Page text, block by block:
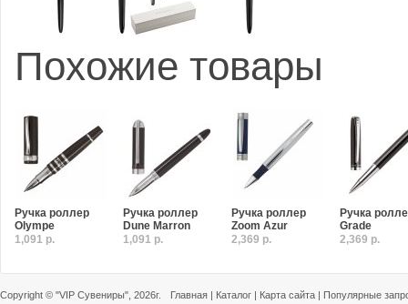
Похожие товары
Ручка роллер
Olympe
1,091 р.
Ручка роллер
Dune Marron
1,091 р.
Ручка роллер
Zoom Azur
2,369 р.
Ручка
Grade
2,369 р.
Copyright © "VIP Сувениры" , 2026г. Главная | Каталог | Карта сайта | Популярные